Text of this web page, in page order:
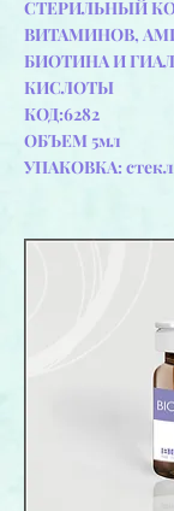
СТЕРИЛЬНЫЙ
ВИТАМИНОВ,
БИОТИНА И
КИСЛОТЫ
КОД:6282
ОБЪЕМ 5мл
УПАКОВКА: